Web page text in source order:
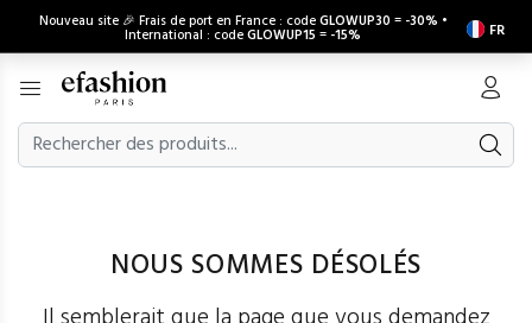
Nouveau site 🎉 Frais de port en France : codeGLOWUP30 = -30% •
International : codeGLOWUP15 = -15% FR
NOUS SOMMES DÉSOLÉS